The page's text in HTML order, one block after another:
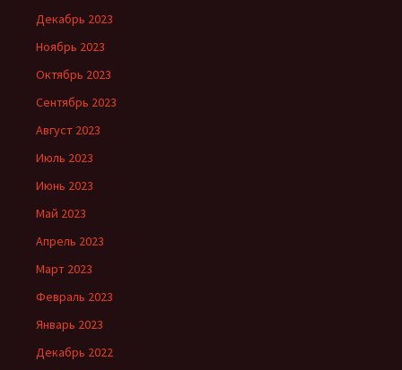
Декабрь 2023
Ноябрь 2023
Октябрь 2023
Сентябрь 2023
Август 2023
Июль 2023
Июнь 2023
Май 2023
Апрель 2023
Март 2023
Февраль 2023
Январь 2023
Декабрь 2022